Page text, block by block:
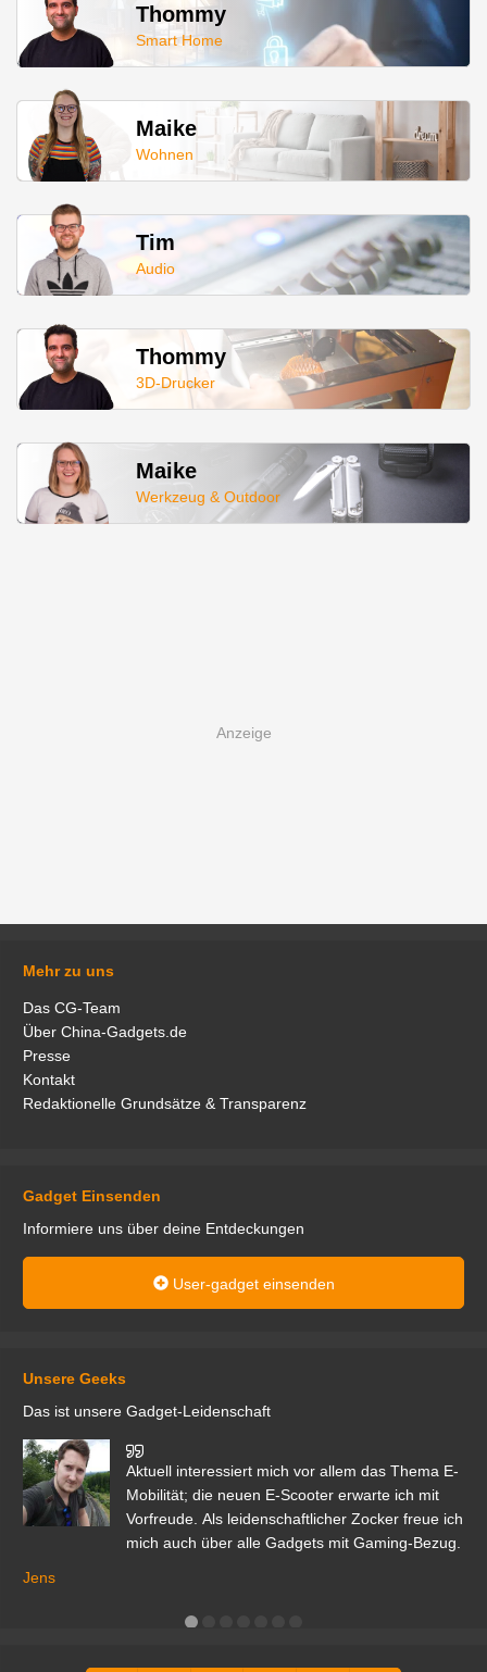
Thommy
Smart Home
Maike
Wohnen
Tim
Audio
Thommy
3D-Drucker
Maike
Werkzeug & Outdoor
Mehr zu uns
Das CG-Team
Über China-Gadgets.de
Presse
Kontakt
Redaktionelle Grundsätze & Transparenz
Gadget Einsenden
Informiere uns über deine Entdeckungen
User-gadget einsenden
Unsere Geeks
Das ist unsere Gadget-Leidenschaft
Aktuell interessiert mich vor allem das Thema E-
Mobilität; die neuen E-Scooter erwarte ich mit
Vorfreude. Als leidenschaftlicher Zocker freue ich
mich auch über alle Gadgets mit Gaming-Bezug.
Jens